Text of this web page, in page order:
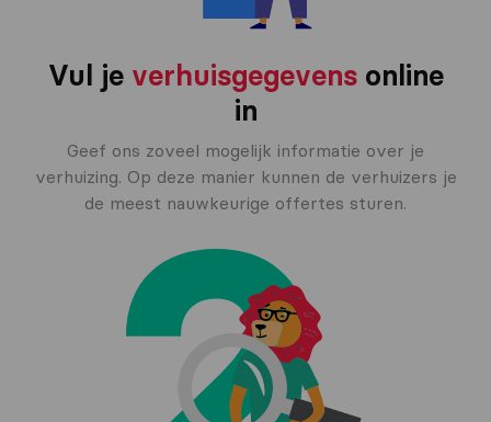
Vul je verhuisgegevensonline
in
Geef ons zoveel mogelijk informatie over je
verhuizing. Op deze manier kunnen de verhuizers je
de meest nauwkeurige offertes sturen.